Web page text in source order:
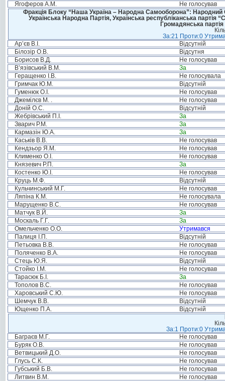
Ягоферов А.М.
Не голосував
Фракція Блоку “Наша Україна – Народна Самооборона”: Народний
Українська Народна Партія, Українська республіканська
Громадянська
За:21 Проти:0
Ар’єв В.І.
Відсутній
Білозір О.В.
Відсутня
Борисов В.Д.
Не голосував
В’язівський В.М.
За
Геращенко І.В.
Не голосувала
Гримчак Ю.М.
Відсутній
Гуменюк О.І.
Не голосував
Джемілєв М. .
Не голосував
Доній О.С.
Відсутній
Жебрівський П.І.
За
Зварич Р.М.
За
Кармазін Ю.А.
За
Каськів В.В.
Не голосував
Кендзьор Я.М.
Не голосував
Клименко О.І.
Не голосував
Князевич Р.П.
За
Костенко Ю.І.
Не голосував
Круць М.Ф.
Відсутній
Кульчинський М.Г.
Не голосував
Ляпіна К.М.
Не голосувала
Марущенко В.С.
Не голосував
Матчук В.Й.
За
Москаль Г.Г.
За
Омельченко О.О.
Утримався
Палиця І.П.
Відсутній
Петьовка В.В.
Не голосував
Поляченко В.А.
Не голосував
Стець Ю.Я.
Відсутній
Стойко І.М.
Не голосував
Тарасюк Б.І.
За
Тополов В.С.
Не голосував
Харовський С.Ю.
Не голосував
Шемчук В.В.
Відсутній
Ющенко П.А.
Відсутній
За:1 Проти:0
Баграєв М.Г.
Не голосував
Буряк О.В.
Не голосував
Ветвицький Д.О.
Не голосував
Глусь С.К.
Не голосував
Губський Б.В.
Не голосував
Литвин В.М.
Не голосував